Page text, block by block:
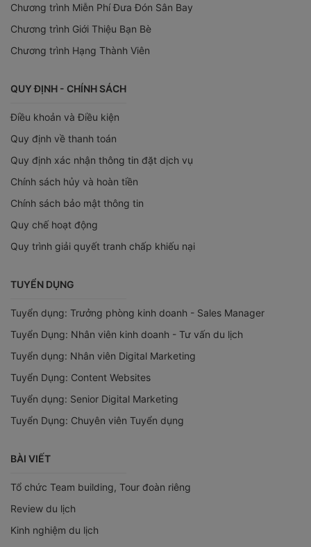
Chương trình Miễn Phí Đưa Đón Sân Bay
Chương trình Giới Thiệu Bạn Bè
Chương trình Hạng Thành Viên
QUY ĐỊNH - CHÍNH SÁCH
Điều khoản và Điều kiện
Quy định về thanh toán
Quy định xác nhận thông tin đặt dịch vụ
Chính sách hủy và hoàn tiền
Chính sách bảo mật thông tin
Quy chế hoạt động
Quy trình giải quyết tranh chấp khiếu nại
TUYỂN DỤNG
Tuyển dụng: Trưởng phòng kinh doanh - Sales Manager
Tuyển Dụng: Nhân viên kinh doanh - Tư vấn du lịch
Tuyển dụng: Nhân viên Digital Marketing
Tuyển Dụng: Content Websites
Tuyển dụng: Senior Digital Marketing
Tuyển Dụng: Chuyên viên Tuyển dụng
BÀI VIẾT
Tổ chức Team building, Tour đoàn riêng
Review du lịch
Kinh nghiệm du lịch